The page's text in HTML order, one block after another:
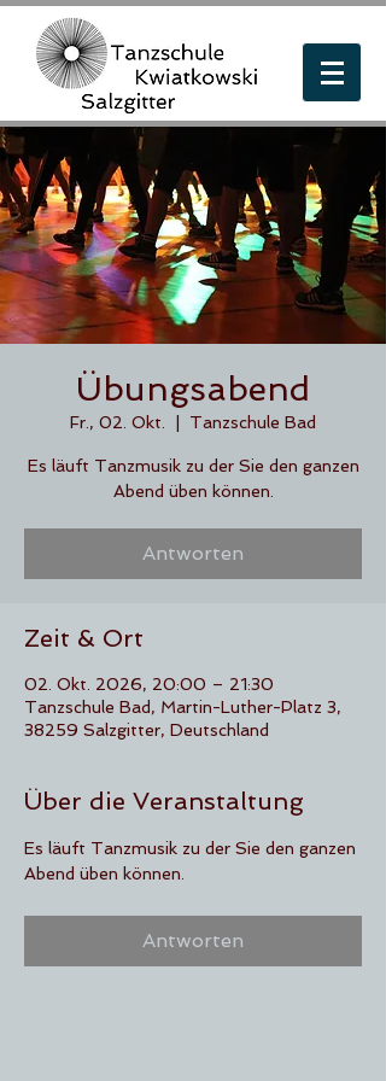
Übungsabend
Fr., 02. Okt. Tanzschule Bad
Es läuft Tanzmusik zu der Sie den ganzen
Abend üben können.
Antworten
Zeit & Ort
02. Okt. 2026, 20:00 – 21:30
Tanzschule Bad, Martin-Luther-Platz 3,
38259 Salzgitter, Deutschland
Über die Veranstaltung
Es läuft Tanzmusik zu der Sie den ganzen
Abend üben können.
Antworten